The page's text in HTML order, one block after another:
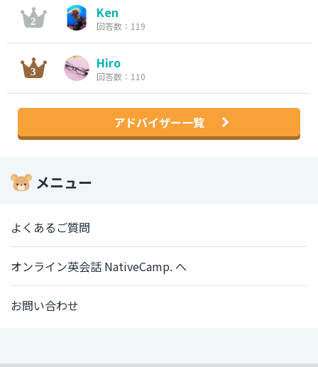
Ken
回答数：119
Hiro
回答数：110
アドバイザー一覧
メニュー
よくあるご質問
オンライン英会話 NativeCamp. へ
お問い合わせ